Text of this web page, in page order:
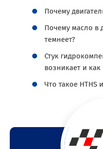
Почему
Почему масло в
темнеет?
Стук
возникает и как
Что такое HTHS